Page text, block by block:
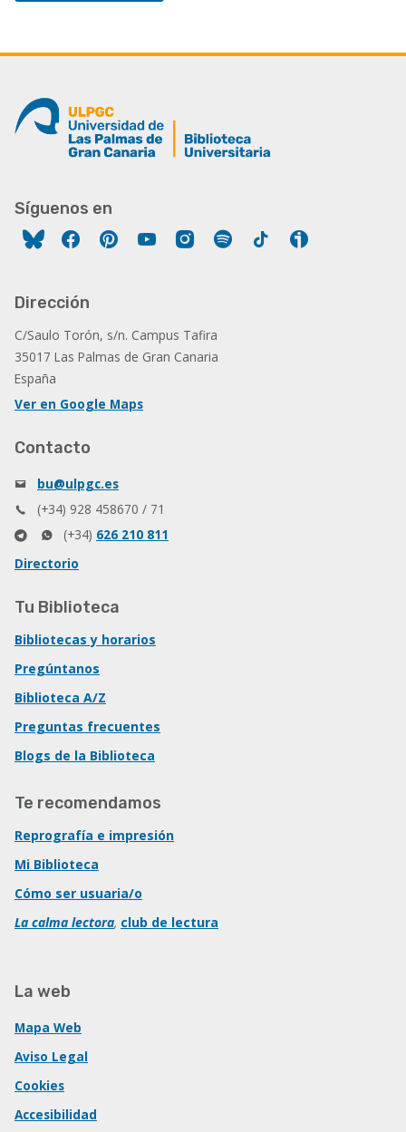
Síguenos en
FacebookPinterestYouTubeInstagram
Spotify Tiktok
Dirección
C/Saulo Torón, s/n. Campus Tafira
35017 Las Palmas de Gran Canaria
España
Ver en Google Maps
Contacto
bu@ulpgc.es
(+34) 928 458670 / 71
(+34) 626 210 811
Directorio
Tu Biblioteca
Bibliotecas y horarios
Pregúntanos
Biblioteca A/Z
Preguntas frecuentes
Blogs de la Biblioteca
Te recomendamos
Reprografía e impresión
Mi Biblioteca
Cómo ser usuaria/o
La calma lectora, club de lectura
La web
Mapa Web
Aviso Legal
Cookies
Accesibilidad